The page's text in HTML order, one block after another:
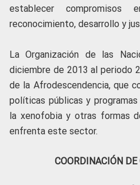
establecer
reconocimiento, desarrollo y
La Organización de las
diciembre de 2013 al periodo
de la Afrodescendencia, que
políticas públicas y
la xenofobia y otras formas
enfrenta este sector.
COORDINACIÓN